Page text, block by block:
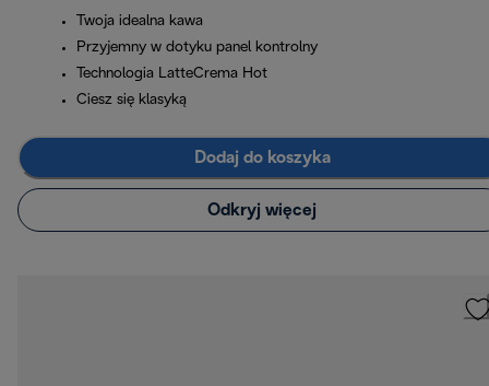
Twoja idealna kawa
Przyjemny w dotyku panel kontrolny
Technologia LatteCrema Hot
Ciesz się klasyką
Dodaj do koszyka
Odkryj więcej